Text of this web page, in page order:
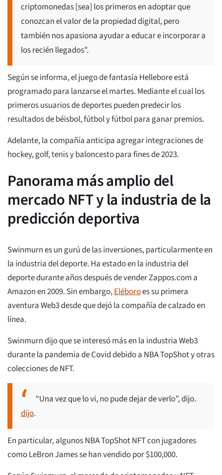
criptomonedas [sea] los primeros en adoptar que
conozcan el valor de la propiedad digital, pero
también nos apasiona ayudar a educar e incorporar a
los recién llegados".
Según se informa, el juego de fantasía Hellebore está
programado para lanzarse el martes. Mediante el cual los
primeros usuarios de deportes pueden predecir los
resultados de béisbol, fútbol y fútbol para ganar premios.
Adelante, la compañía anticipa agregar integraciones de
hockey, golf, tenis y baloncesto para fines de 2023.
Panorama más amplio del
mercado NFT y la industria de la
predicción deportiva
Swinmurn es un gurú de las inversiones, particularmente en
la industria del deporte. Ha estado en la industria del
deporte durante años después de vender Zappos.com a
Amazon en 2009. Sin embargo,Eléboroes su primera
aventura Web3 desde que dejó la compañía de calzado en
línea.
Swinmurn dijo que se interesó más en la industria Web3
durante la pandemia de Covid debido a NBA TopShot y otras
colecciones de NFT.
“Una vez que lo vi, no pude dejar de verlo”, dijo.
dijo.
En particular, algunos NBA TopShot NFT con jugadores
como LeBron James se han vendido por $100,000.